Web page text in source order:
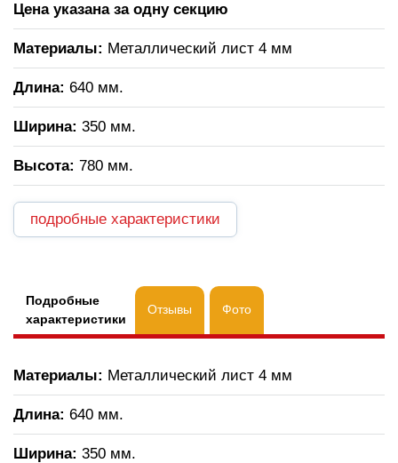
Цена указана за одну секцию
Материалы: Металлический лист 4 мм
Длина: 640 мм.
Ширина: 350 мм.
Высота: 780 мм.
подробные характеристики
Подробные
характеристики
Отзывы Фото
Материалы: Металлический лист 4 мм
Длина: 640 мм.
Ширина: 350 мм.